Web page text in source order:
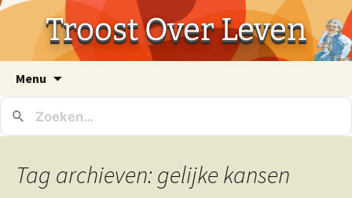
Troost Over Leven
Menu
inhoud
Tag archieven: gelijke kansen